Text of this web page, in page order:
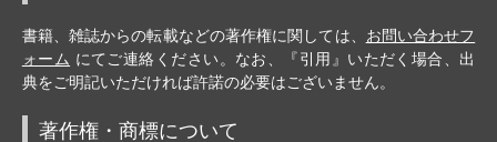
書籍、雑誌からの転載などの著作権に関しては、 お問い合わせフ
ォーム にてご連絡ください。なお、『引用』いただく場合、出
典をご明記いただければ許諾の必要はございません。
著作権・商標について